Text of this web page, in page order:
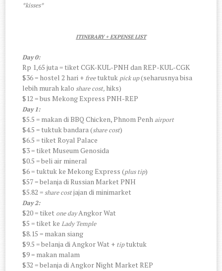
*kisses*
ITINERARY + EXPENSE LIST
Day 0:
Rp 1,65 juta = tiket CGK-KUL-PNH dan REP-KUL-CGK
$36 = hostel 2 hari + freetuktuk pick up(seharusnya bisa
lebih murah kaloshare cost, hiks)
$12 = bus Mekong Express PNH-REP
Day 1:
$5.5 = makan di BBQ Chicken, Phnom Penh airport
$4.5 = tuktuk bandara (share cost)
$6.5 = tiket Royal Palace
$3 = tiket Museum Genosida
$0.5 = beli air mineral
$6 = tuktuk ke Mekong Express (plus tip)
$57 = belanja di Russian Market PNH
$5.82 =share costjajan di minimarket
Day 2:
$20 = tiket one dayAngkor Wat
$5 = tiket keLady Temple
$8.15 = makan siang
$9.5 = belanja di Angkor Wat + tiptuktuk
$9 = makan malam
$32 = belanja di Angkor Night Market REP